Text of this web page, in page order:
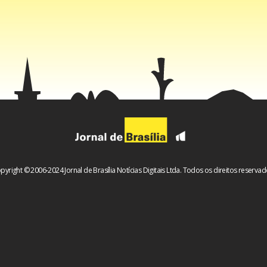
© 2006-2024 Jornal de Brasília Notícias Digitais Ltda. Todos os direitos